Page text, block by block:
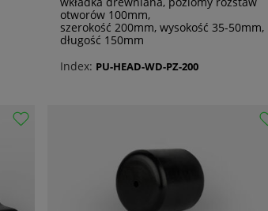
otworów 100mm,
szerokość 200mm, wysokość 35-50mm,
długość 150mm
Index: PU-HEAD-WD-PZ-200